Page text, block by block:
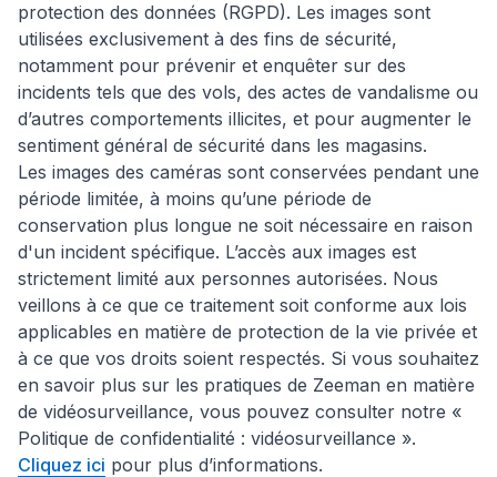
protection des données (RGPD). Les images sont
utilisées exclusivement à des fins de sécurité,
notamment pour prévenir et enquêter sur des
incidents tels que des vols, des actes de vandalisme ou
d’autres comportements illicites, et pour augmenter le
sentiment général de sécurité dans les magasins.
Les images des caméras sont conservées pendant une
période limitée, à moins qu’une période de
conservation plus longue ne soit nécessaire en raison
d'un incident spécifique. L’accès aux images est
strictement limité aux personnes autorisées. Nous
veillons à ce que ce traitement soit conforme aux lois
applicables en matière de protection de la vie privée et
à ce que vos droits soient respectés. Si vous souhaitez
en savoir plus sur les pratiques de Zeeman en matière
de vidéosurveillance, vous pouvez consulter notre «
Politique de confidentialité : vidéosurveillance ».
Cliquez ici pour plus d’informations.